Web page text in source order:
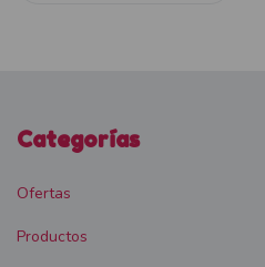
Categorías
Ofertas
Productos